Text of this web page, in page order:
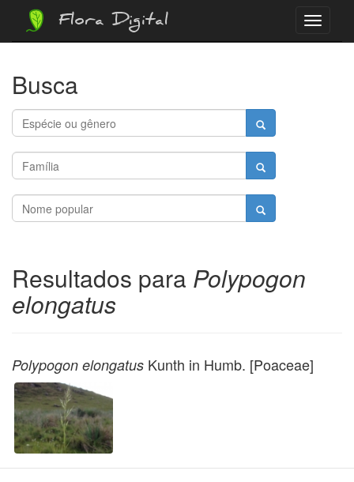
Menu
Flora Digital
Busca
Resultados para Polypogon
elongatus
Polypogon elongatus Kunth in Humb. [Poaceae]